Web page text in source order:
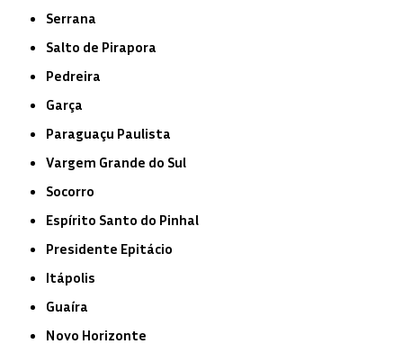
Serrana
Salto de Pirapora
Pedreira
Garça
Paraguaçu Paulista
Vargem Grande do Sul
Socorro
Espírito Santo do Pinhal
Presidente Epitácio
Itápolis
Guaíra
Novo Horizonte